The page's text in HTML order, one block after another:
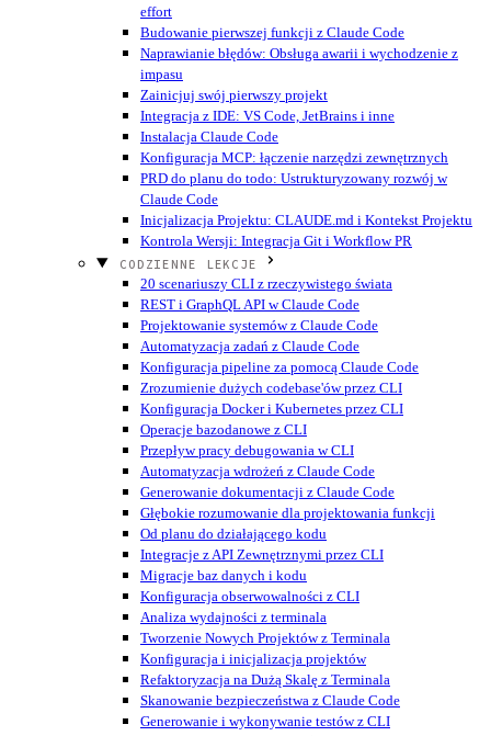
effort
Budowanie pierwszej funkcji z Claude Code
Naprawianie błędów: Obsługa awarii i wychodzenie z
impasu
Zainicjuj swój pierwszy projekt
Integracja z IDE: VS Code, JetBrains i inne
Instalacja Claude Code
Konfiguracja MCP: łączenie narzędzi zewnętrznych
PRD do planu do todo: Ustrukturyzowany rozwój w
Claude Code
Inicjalizacja Projektu: CLAUDE.md i Kontekst Projektu
Kontrola Wersji: Integracja Git i Workflow PR
CODZIENNE LEKCJE
20 scenariuszy CLI z rzeczywistego świata
REST i GraphQL API w Claude Code
Projektowanie systemów z Claude Code
Automatyzacja zadań z Claude Code
Konfiguracja pipeline za pomocą Claude Code
Zrozumienie dużych codebase'ów przez CLI
Konfiguracja Docker i Kubernetes przez CLI
Operacje bazodanowe z CLI
Przepływ pracy debugowania w CLI
Automatyzacja wdrożeń z Claude Code
Generowanie dokumentacji z Claude Code
Głębokie rozumowanie dla projektowania funkcji
Od planu do działającego kodu
Integracje z API Zewnętrznymi przez CLI
Migracje baz danych i kodu
Konfiguracja obserwowalności z CLI
Analiza wydajności z terminala
Tworzenie Nowych Projektów z Terminala
Konfiguracja i inicjalizacja projektów
Refaktoryzacja na Dużą Skalę z Terminala
Skanowanie bezpieczeństwa z Claude Code
Generowanie i wykonywanie testów z CLI